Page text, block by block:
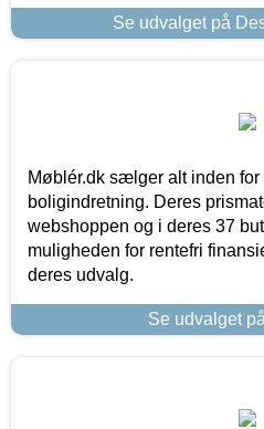
Se udvalget på
Møblér.dk sælger alt inden for
boligindretning. Deres
webshoppen og i deres 37
muligheden for rentefri
deres udvalg.
Se udvalget